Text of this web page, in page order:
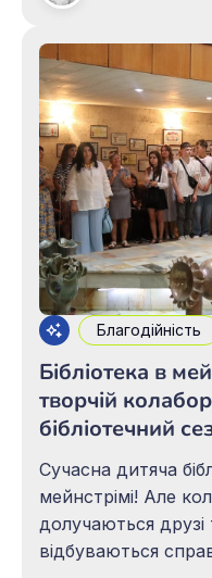
авторка пісень,
присяжна судова
прихильниця
Благодійність
Бібліотека в
творчій
бібліотечний
Сучасна дитяча
мейнстрімі! Але
долучаються
відбуваються